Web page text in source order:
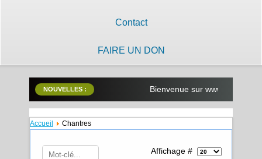
Contact
FAIRE UN DON
NOUVELLES : Bienvenue sur
Accueil Chantres
Affichage #